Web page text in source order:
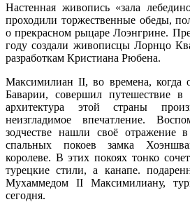
Настенная живопись «зала
проходили торжественные обеды,
о прекрасном рыцаре Лоэнгрине.
году создали живописцы Лорнцо
разработкам Кристиана Рюбена.
Максимилиан II, во времена, когда
Баварии, совершил путешествие
архитектура этой страны
неизгладимое впечатление.
зодчестве нашли своё отражение
спальных покоев замка
королеве. В этих покоях тонко
турецкие стили, а канапе.
Мухаммедом II Максимилиану,
сегодня.